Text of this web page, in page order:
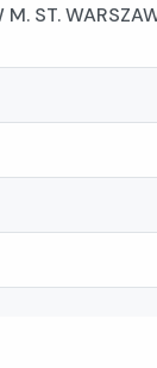
ST.